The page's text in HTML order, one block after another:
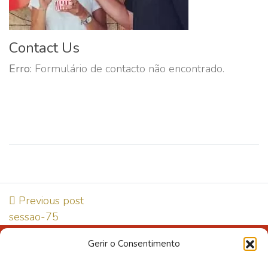
Gerir o Consentimento
Contact Us
Erro: Formulário de contacto não encontrado.
Previous post
sessao-75